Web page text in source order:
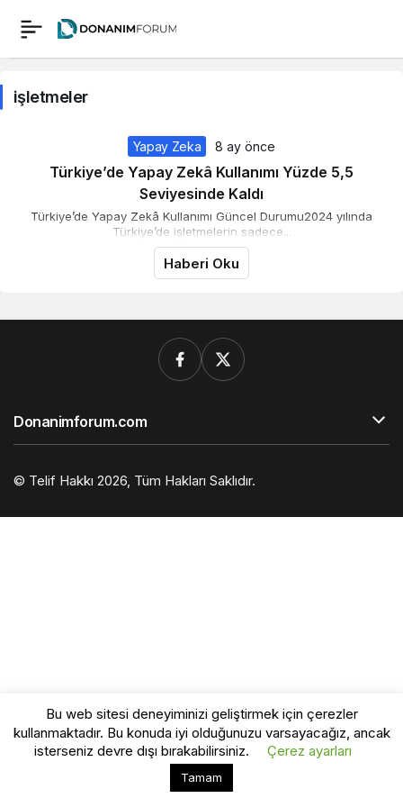
işletmeler
Yapay Zeka 8 ay önce
Türkiye’de Yapay Zekâ Kullanımı Yüzde 5,5
Seviyesinde Kaldı
Türkiye’de Yapay Zekâ Kullanımı Güncel Durumu2024 yılında
Türkiye’de işletmelerin sadece...
Haberi Oku
Bu web sitesinde en iyi deneyimi yaşamanızı sağlamak
için çerezler kullanılmaktadır.
Donanimforum.com
© Telif Hakkı 2026, Tüm Hakları Saklıdır.
Bu web sitesi deneyiminizi geliştirmek için çerezler
kullanmaktadır. Bu konuda iyi olduğunuzu varsayacağız, ancak
isterseniz devre dışı bırakabilirsiniz.
Çerez ayarları
Tamam